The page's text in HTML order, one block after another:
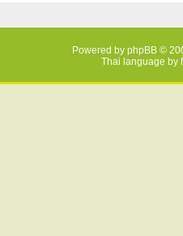
Powered by phpBB ©
Thai language by